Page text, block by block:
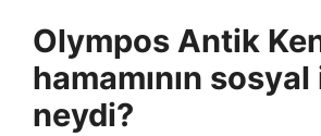
Olympos Antik
hamamının
neydi?